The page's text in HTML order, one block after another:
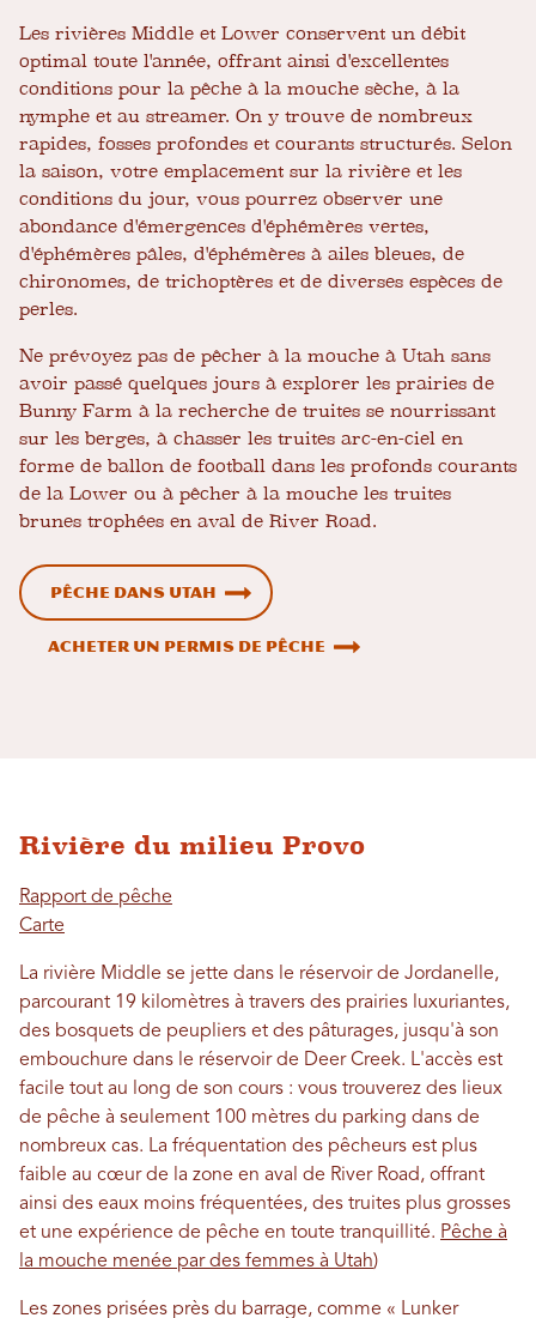
Les rivières Middle et Lower conservent un débit
optimal toute l'année, offrant ainsi d'excellentes
conditions pour la pêche à la mouche sèche, à la
nymphe et au streamer. On y trouve de nombreux
rapides, fosses profondes et courants structurés. Selon
la saison, votre emplacement sur la rivière et les
conditions du jour, vous pourrez observer une
abondance d'émergences d'éphémères vertes,
d'éphémères pâles, d'éphémères à ailes bleues, de
chironomes, de trichoptères et de diverses espèces de
perles.
Ne prévoyez pas de pêcher à la mouche à Utah sans
avoir passé quelques jours à explorer les prairies de
Bunny Farm à la recherche de truites se nourrissant
sur les berges, à chasser les truites arc-en-ciel en
forme de ballon de football dans les profonds courants
de la Lower ou à pêcher à la mouche les truites
brunes trophées en aval de River Road.
Pêche dans Utah
Acheter un permis de pêche
Rivière du milieu Provo
Rapport de pêche
Carte
La rivière Middle se jette dans le réservoir de Jordanelle,
parcourant 19 kilomètres à travers des prairies luxuriantes,
des bosquets de peupliers et des pâturages, jusqu'à son
embouchure dans le réservoir de Deer Creek. L'accès est
facile tout au long de son cours : vous trouverez des lieux
de pêche à seulement 100 mètres du parking dans de
nombreux cas. La fréquentation des pêcheurs est plus
faible au cœur de la zone en aval de River Road, offrant
ainsi des eaux moins fréquentées, des truites plus grosses
et une expérience de pêche en toute tranquillité. Pêche à
la mouche menée par des femmes à Utah)
Les zones prisées près du barrage, comme « Lunker